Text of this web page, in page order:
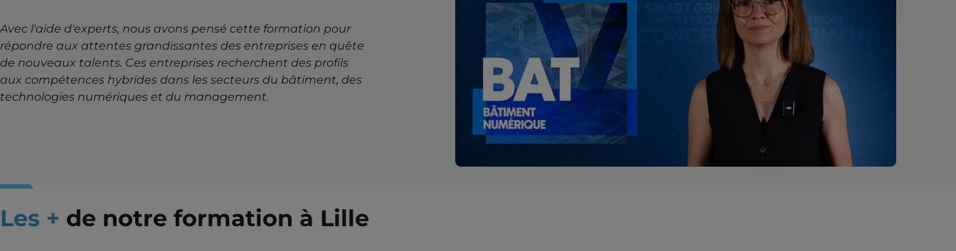
Avec l'aide d'experts, nous avons pensé cette formation pour
répondre aux attentes grandissantes des entreprises en quête
de nouveaux talents. Ces entreprises recherchent des profils
aux compétences hybrides dans les secteurs du bâtiment, des
technologies numériques et du management.
Les + de notre formation à Lille